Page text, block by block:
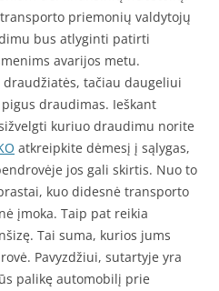
priemonių valdytojų
bus atlyginti patirti
avarijos metu.
tačiau daugeliui
draudimas. Ieškant
kuriuo draudimu norite
atkreipkite dėmesį į sąlygas,
jos gali skirtis. Nuo to
kuo didesnė transporto
įmoka. Taip pat reikia
Tai suma, kurios jums
Pavyzdžiui, sutartyje yra
palikę automobilį prie